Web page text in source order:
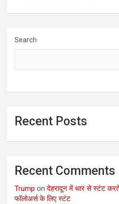
Search
Recent Posts
Recent Comments
Trump onदेहरादून में थार से स्टंट करते
फॉलोअर्स के लिए स्टंट